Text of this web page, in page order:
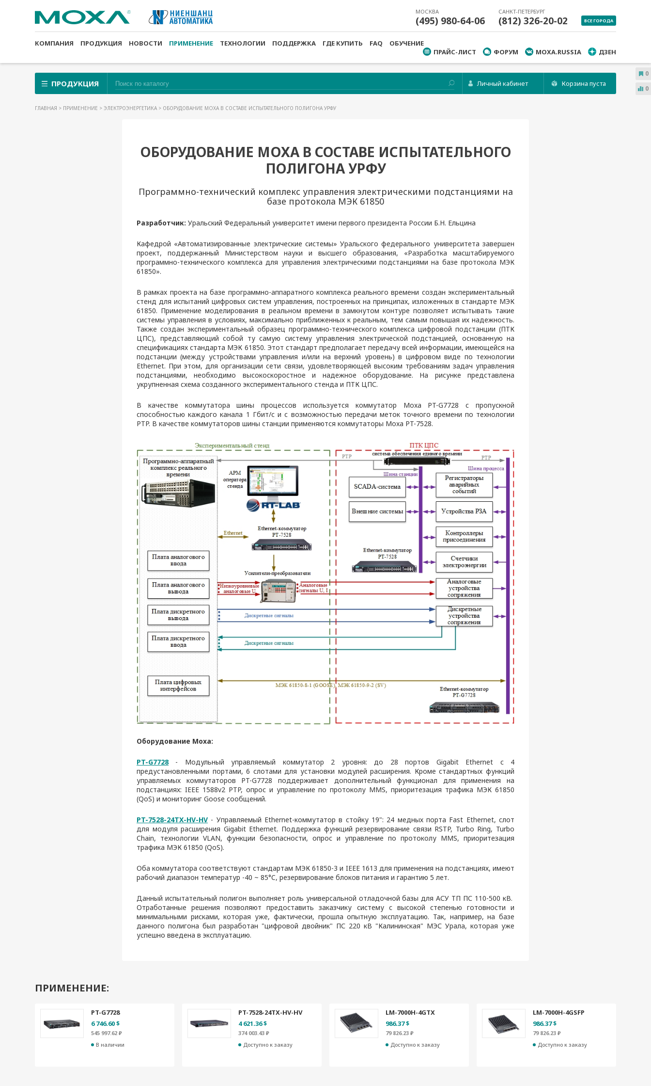
МОСКВА
(495) 980-64-06
САНКТ-ПЕТЕРБУРГ
(812) 326-20-02 ВСЕ ГОРОДА
КОМПАНИЯ ПРОДУКЦИЯ НОВОСТИ ПРИМЕНЕНИЕ ТЕХНОЛОГИИ ПОДДЕРЖКА ГДЕ КУПИТЬ FAQ
ОБУЧЕНИЕ
ПРАЙС-ЛИСТ
ФОРУМ MOXA.RUSSIA ДЗЕН
ПРОДУКЦИЯ Личный кабинет Корзина пуста
ГЛАВНАЯ > ПРИМЕНЕНИЕ > ЭЛЕКТРОЭНЕРГЕТИКА > ОБОРУДОВАНИЕ MOXA В СОСТАВЕ ИСПЫТАТЕЛЬНОГО ПОЛИГОНА УРФУ
ОБОРУДОВАНИЕ MOXA В СОСТАВЕ ИСПЫТАТЕЛЬНОГО
ПОЛИГОНА УРФУ
Программно-технический комплекс управления электрическими подстанциями на
базе протокола МЭК 61850
Разработчик: Уральский Федеральный университет имени первого президента России Б.Н. Ельцина
Кафедрой «Автоматизированные электрические системы» Уральского федерального университета завершен
проект, поддержанный Министерством науки и высшего образования, «Разработка масштабируемого
программно-технического комплекса для управления электрическими подстанциями на базе протокола МЭК
61850».
В рамках проекта на базе программно-аппаратного комплекса реального времени создан экспериментальный
стенд для испытаний цифровых систем управления, построенных на принципах, изложенных в стандарте МЭК
61850. Применение моделирования в реальном времени в замкнутом контуре позволяет испытывать такие
системы управления в условиях, максимально приближенных к реальным, тем самым повышая их надежность.
Также создан экспериментальный образец программно-технического комплекса цифровой подстанции (ПТК
ЦПС), представляющий собой ту самую систему управления электрической подстанцией, основанную на
спецификациях стандарта МЭК 61850. Этот стандарт предполагает передачу всей информации, имеющейся на
подстанции (между устройствами управления и/или на верхний уровень) в цифровом виде по технологии
Ethernet. При этом, для организации сети связи, удовлетворяющей высоким требованиям задач управления
подстанциями, необходимо высокоскоростное и надежное оборудование. На рисунке представлена
укрупненная схема созданного экспериментального стенда и ПТК ЦПС.
В качестве коммутатора шины процессов используется коммутатор Moxa PT-G7728 с пропускной
способностью каждого канала 1 Гбит/с и с возможностью передачи меток точного времени по технологии
PTP. В качестве коммутаторов шины станции применяются коммутаторы Moxa PT-7528.
Оборудование Moxa:
PT-G7728- Модульный управляемый коммутатор 2 уровня: до 28 портов Gigabit Ethernet c 4
предустановленными портами, 6 слотами для установки модулей расширения. Кроме стандартных функций
управляемых коммутаторов PT-G7728 поддерживает дополнительный функционал для применения на
подстанциях: IEEE 1588v2 PTP, опрос и управление по протоколу MMS, приоритезация трафика МЭК 61850
(QoS) и мониторинг Goose сообщений.
PT-7528-24TX-HV-HV - Управляемый Ethernet-коммутатор в стойку 19": 24 медных порта Fast Ethernet, слот
для модуля расширения Gigabit Ethernet. Поддержка функций резервирование связи RSTP, Turbo Ring, Turbo
Chain, технологии VLAN, функции безопасности, опрос и управление по протоколу MMS, приоритезация
трафика МЭК 61850 (QoS).
Оба коммутатора соответствуют стандартам МЭК 61850-3 и IEEE 1613 для применения на подстанциях, имеют
рабочий диапазон температур -40 ~ 85°C, резервирование блоков питания и гарантию 5 лет.
Данный испытательный полигон выполняет роль универсальной отладочной базы для АСУ ТП ПС 110-500 кВ.
Отработанные решения позволяют предоставить заказчику систему с высокой степенью готовности и
минимальными рисками, которая уже, фактически, прошла опытную эксплуатацию. Так, например, на базе
данного полигона был разработан "цифровой двойник" ПС 220 кВ "Калининская" МЭС Урала, которая уже
успешно введена в эксплуатацию.
ПРИМЕНЕНИЕ:
PT-G7728
6 746.60 $
545 997.62 ₽
В наличии
PT-7528-24TX-HV-HV
4 621.36 $
374 003.43 ₽
Доступно к заказу
LM-7000H-4GTX
986.37 $
79 826.23 ₽
Доступно к заказу
LM-7000H-4GSFP
986.37 $
79 826.23 ₽
Доступно к заказу
0
0